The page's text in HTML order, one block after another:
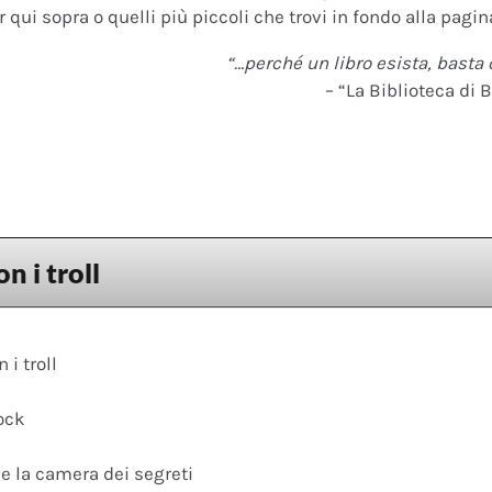
qui sopra o quelli più piccoli che trovi in fondo alla
“…perché un libro esista, basta
– “La Biblioteca di
i troll
i troll
la camera dei segreti